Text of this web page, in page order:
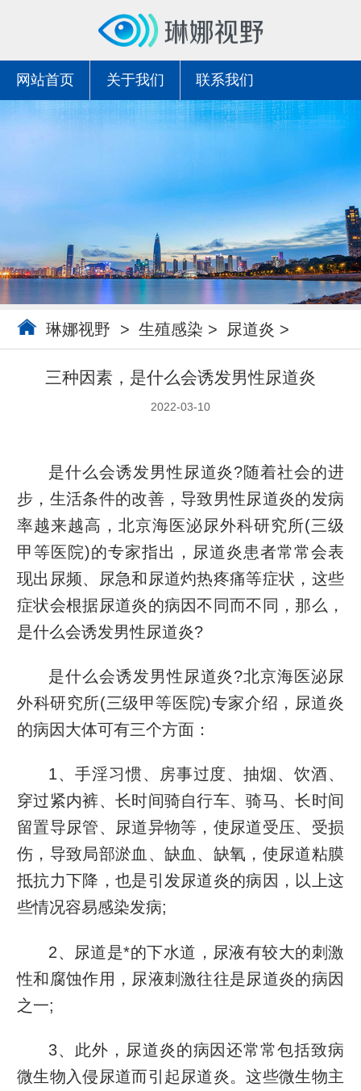
网站首页 关于我们 联系我们
琳娜视野 > 生殖感染 > 尿道炎 >
三种因素，是什么会诱发男性尿道炎
2022-03-10
是什么会诱发男性尿道炎?随着社会的进
步，生活条件的改善，导致男性尿道炎的发病
率越来越高，北京海医泌尿外科研究所(三级
甲等医院)的专家指出，尿道炎患者常常会表
现出尿频、尿急和尿道灼热疼痛等症状，这些
症状会根据尿道炎的病因不同而不同，那么，
是什么会诱发男性尿道炎?
是什么会诱发男性尿道炎?北京海医泌尿
外科研究所(三级甲等医院)专家介绍，尿道炎
的病因大体可有三个方面：
1、手淫习惯、房事过度、抽烟、饮酒、
穿过紧内裤、长时间骑自行车、骑马、长时间
留置导尿管、尿道异物等，使尿道受压、受损
伤，导致局部淤血、缺血、缺氧，使尿道粘膜
抵抗力下降，也是引发尿道炎的病因，以上这
些情况容易感染发病;
2、尿道是*的下水道，尿液有较大的刺激
性和腐蚀作用，尿液刺激往往是尿道炎的病因
之一;
3、此外，尿道炎的病因还常常包括致病
微生物入侵尿道而引起尿道炎。这些微生物主